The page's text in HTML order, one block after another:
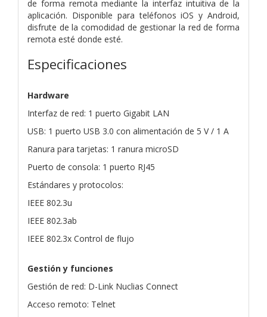
de forma remota mediante la interfaz intuitiva de la
aplicación. Disponible para teléfonos iOS y Android,
disfrute de la comodidad de gestionar la red de forma
remota esté donde esté.
Especificaciones
Hardware
Interfaz de red: 1 puerto Gigabit LAN
USB: 1 puerto USB 3.0 con alimentación de 5 V / 1 A
Ranura para tarjetas: 1 ranura microSD
Puerto de consola: 1 puerto RJ45
Estándares y protocolos:
IEEE 802.3u
IEEE 802.3ab
IEEE 802.3x Control de flujo
Gestión y funciones
Gestión de red: D-Link Nuclias Connect
Acceso remoto: Telnet